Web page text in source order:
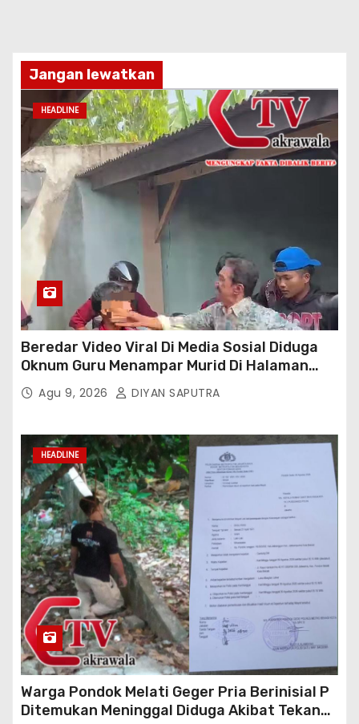
Jangan lewatkan
HEADLINE
Beredar Video Viral Di Media Sosial Diduga
Oknum Guru Menampar Murid Di Halaman
Parkir Sekolah
Agu 9, 2026 DIYAN SAPUTRA
HEADLINE
Warga Pondok Melati Geger Pria Berinisial P
Ditemukan Meninggal Diduga Akibat Tekanan